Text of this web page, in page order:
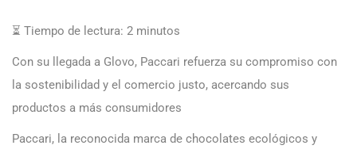
⏳ Tiempo de lectura: 2 minutos
Con su llegada a Glovo, Paccari refuerza su compromiso con
la sostenibilidad y el comercio justo, acercando sus
productos a más consumidores
Paccari, la reconocida marca de chocolates ecológicos y